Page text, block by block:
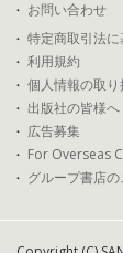
お問い合わせ
特定商取引法
利用規約
個人情報の取
出版社の皆様へ
広告募集
For Overseas
グループ書店